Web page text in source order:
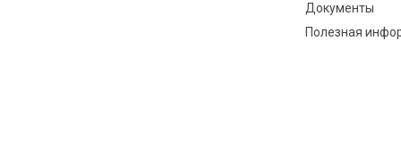
Документы
Полезная